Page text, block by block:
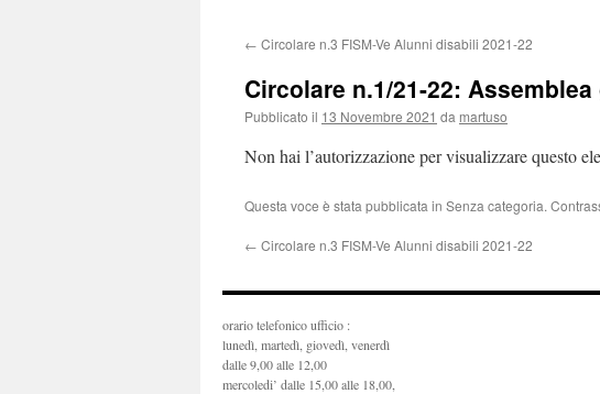
← Circolare n.3 FISM-Ve Alunni disabili 2021-22
Circolare n.1/21-22:
Pubblicato il 13 Novembre 2021 da martuso
Non hai l’autorizzazione per visualizzare questo
Questa voce è stata pubblicata in Senza categoria.
← Circolare n.3 FISM-Ve Alunni disabili 2021-22
orario telefonico ufficio :
lunedì, martedì, giovedì, venerdì
dalle 9,00 alle 12,00
mercoledi’ dalle 15,00 alle 18,00,